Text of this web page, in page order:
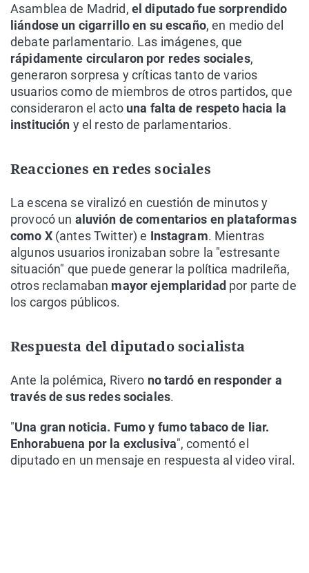
Asamblea de Madrid, el diputado fue sorprendido
liándose un cigarrillo en su escaño, en medio del
debate parlamentario. Las imágenes, que
rápidamente circularon por redes sociales,
generaron sorpresa y críticas tanto de varios
usuarios como de miembros de otros partidos, que
consideraron el acto una falta de respeto hacia la
institución y el resto de parlamentarios.
Reacciones en redes sociales
La escena se viralizó en cuestión de minutos y
provocó un aluvión de comentarios en plataformas
como X (antes Twitter) e Instagram. Mientras
algunos usuarios ironizaban sobre la "estresante
situación" que puede generar la política madrileña,
otros reclamaban mayor ejemplaridad por parte de
los cargos públicos.
Respuesta del diputado socialista
Ante la polémica, Rivero no tardó en responder a
través de sus redes sociales.
"Una gran noticia. Fumo y fumo tabaco de liar.
Enhorabuena por la exclusiva", comentó el
diputado en un mensaje en respuesta al video viral.